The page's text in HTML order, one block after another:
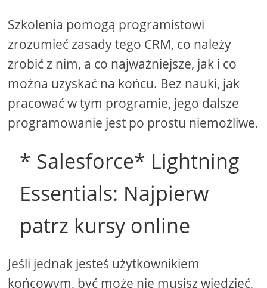
Szkolenia pomogą programistowi
zrozumieć zasady tego CRM, co należy
zrobić z nim, a co najważniejsze, jak i co
można uzyskać na końcu. Bez nauki, jak
pracować w tym programie, jego dalsze
programowanie jest po prostu niemożliwe.
* Salesforce* Lightning
Essentials: Najpierw
patrz kursy online
Jeśli jednak jesteś użytkownikiem
końcowym, być może nie musisz wiedzieć,